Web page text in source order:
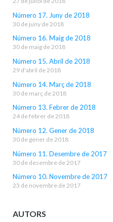
Número 17. Juny de 2018
30 de juny de 2018
Número 16. Maig de 2018
30 de maig de 2018
Número 15. Abril de 2018
29 d'abril de 2018
Número 14. Març de 2018
30 de març de 2018
Número 13. Febrer de 2018
24 de febrer de 2018
Número 12. Gener de 2018
30 de gener de 2018
Número 11. Desembre de 2017
30 de desembre de 2017
Número 10. Novembre de 2017
23 de novembre de 2017
AUTORS